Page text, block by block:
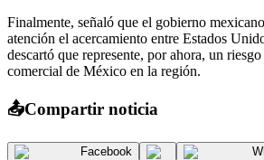
Finalmente, señaló que el gobierno
atención el acercamiento entre Estados
descartó que represente, por ahora, un
comercial de México en la región.
📤Compartir noticia
Facebook